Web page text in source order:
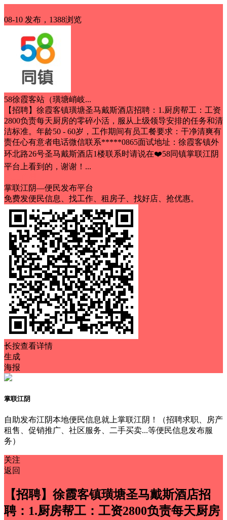
08-10 发布，1388浏览
58徐霞客站（璜塘峭岐...
【招聘】徐霞客镇璜塘圣马戴斯酒店招聘：1.厨房帮工：工资
2800负责每天厨房的零碎小活，服从上级领导安排的任务和清
洁标准。年龄50 - 60岁，工作期间有员工餐要求：干净清爽有
责任心有意者电话微信联系*****0865面试地址：徐霞客镇外
环北路26号圣马戴斯酒店1楼联系时请说在❤️58同镇掌联江阴
平台上看到的，谢谢！...
掌联江阴—便民发布平台
免费发便民信息、找工作、租房子、找好店、抢优惠。
长按查看详情
生成
海报
掌联江阴
自助发布江阴本地便民信息就上掌联江阴！（招聘求职、房产
租售、促销推广、社区服务、二手买卖...等便民信息发布服
务）
关注
返回
【招聘】徐霞客镇璜塘圣马戴斯酒店招
聘：1.厨房帮工：工资2800负责每天厨房